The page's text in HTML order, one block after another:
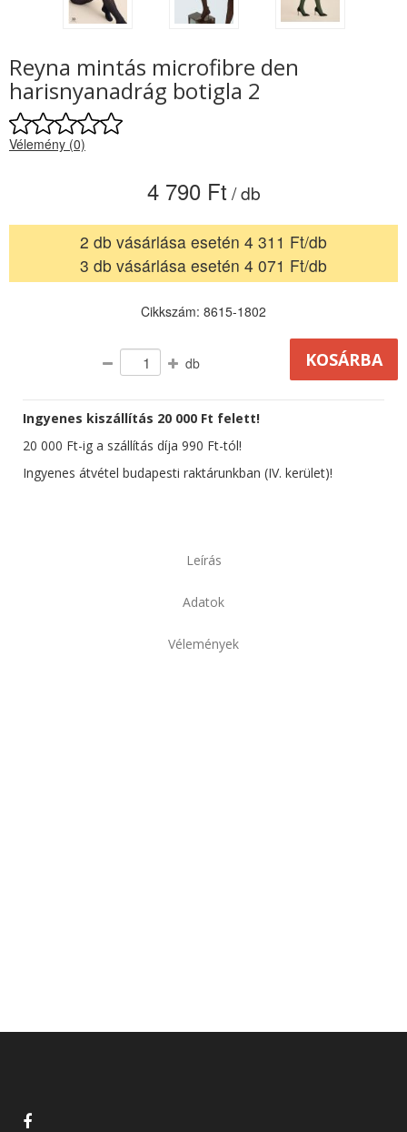
Reyna mintás microfibre den
harisnyanadrág botigla 2
Vélemény (0)
4 790 Ft / db
2 db vásárlása esetén 4 311 Ft/db
3 db vásárlása esetén 4 071 Ft/db
Cikkszám: 8615-1802
db
Ingyenes kiszállítás 20 000 Ft felett!
20 000 Ft-ig a szállítás díja 990 Ft-tól!
Ingyenes átvétel budapesti raktárunkban (IV. kerület)!
Leírás
Adatok
Vélemények